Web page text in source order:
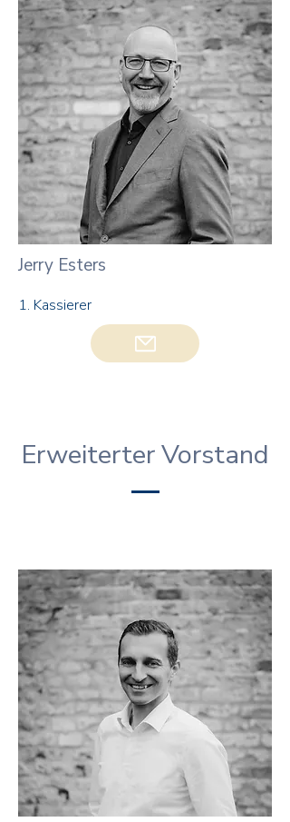
Jerry Esters
1. Kassierer
Erweiterter Vorstand